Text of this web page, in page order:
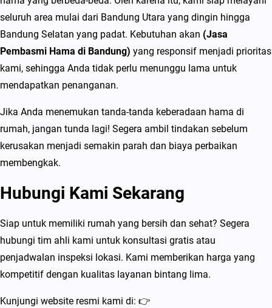
seluruh area mulai dari Bandung Utara yang dingin hingga
Bandung Selatan yang padat. Kebutuhan akan (Jasa
Pembasmi Hama di Bandung) yang responsif menjadi prioritas
kami, sehingga Anda tidak perlu menunggu lama untuk
mendapatkan penanganan.
Jika Anda menemukan tanda-tanda keberadaan hama di
rumah, jangan tunda lagi! Segera ambil tindakan sebelum
kerusakan menjadi semakin parah dan biaya perbaikan
membengkak.
Hubungi Kami Sekarang
Siap untuk memiliki rumah yang bersih dan sehat? Segera
hubungi tim ahli kami untuk konsultasi gratis atau
penjadwalan inspeksi lokasi. Kami memberikan harga yang
kompetitif dengan kualitas layanan bintang lima.
Kunjungi website resmi kami di: 👉